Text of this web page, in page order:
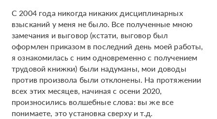
С 2004 года никогда никаких дисциплинарных
взысканий у меня не было. Все полученные мною
замечания и выговор (кстати, выговор был
оформлен приказом в последний день моей работы,
я ознакомилась с ним одновременно с получением
трудовой книжки) были надуманы, мои доводы
против произвола были отклонены. На протяжении
всех этих месяцев, начиная с осени 2020,
произносились волшебные слова: вы же все
понимаете, это установка сверху и т.д.